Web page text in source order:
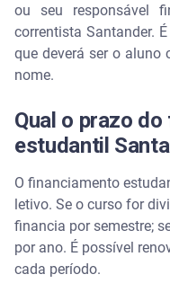
ou seu responsável
correntista Santander.
que deverá ser o aluno
nome.
Qual o prazo
estudantil
O financiamento
letivo. Se o curso for
financia por semestre;
por ano. É possível
cada período.